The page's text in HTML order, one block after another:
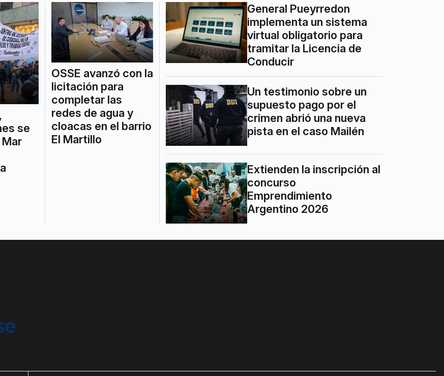
se
OSSE avanzó con la
licitación para
completar las
redes de agua y
cloacas en el barrio
El Martillo
General Pueyrredon
implementa un sistema
virtual obligatorio para
tramitar la Licencia de
Conducir
Un testimonio sobre un
supuesto pago por el
crimen abrió una nueva
pista en el caso Mailén
Extienden la inscripción al
concurso
Emprendimiento
Argentino 2026